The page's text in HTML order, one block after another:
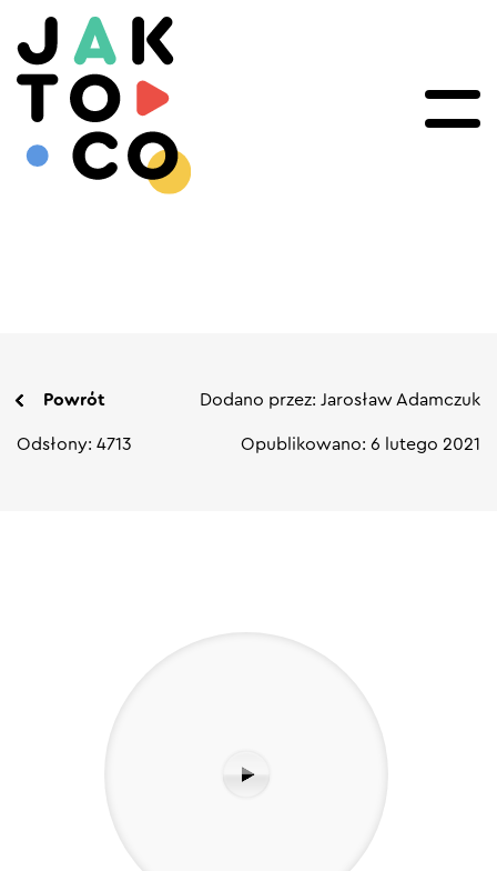
Powrót Dodano przez: Jarosław Adamczuk
Odsłony: 4713 Opublikowano: 6 lutego 2021